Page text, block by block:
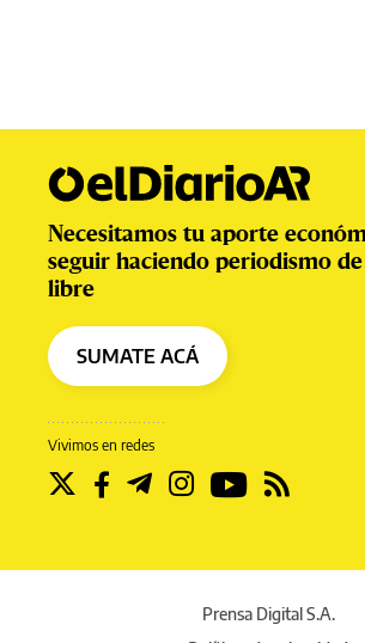
Vivimos en redes
Necesitamos tu aporte
seguir haciendo periodismo de
libre
SUMATE ACÁ
Prensa Digital S.A.